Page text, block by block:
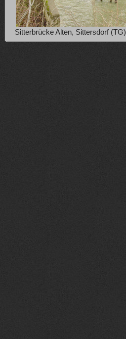
Sitterbrücke Alten, Sittersdorf (TG)